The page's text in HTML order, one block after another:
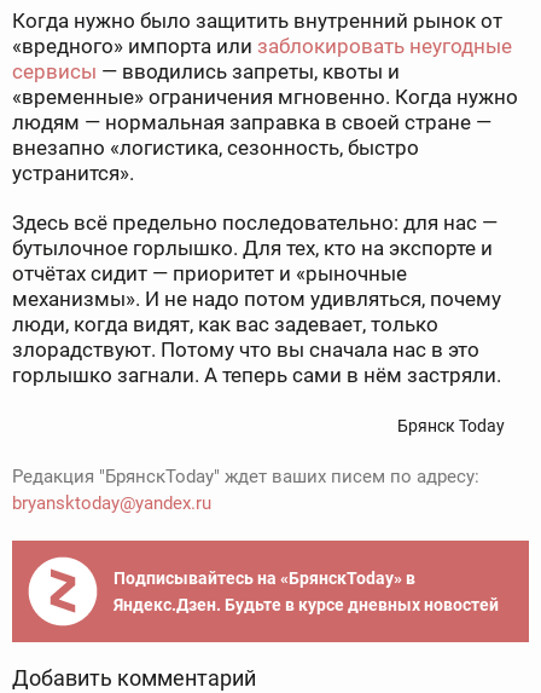
Когда нужно было защитить внутренний рынок от
«вредного» импорта или заблокировать неугодные
сервисы — вводились запреты, квоты и
«временные» ограничения мгновенно. Когда нужно
людям — нормальная заправка в своей стране —
внезапно «логистика, сезонность, быстро
устранится».
Здесь всё предельно последовательно: для нас —
бутылочное горлышко. Для тех, кто на экспорте и
отчётах сидит — приоритет и «рыночные
механизмы». И не надо потом удивляться, почему
люди, когда видят, как вас задевает, только
злорадствуют. Потому что вы сначала нас в это
горлышко загнали. А теперь сами в нём застряли.
Брянск Today
Редакция "БрянскToday" ждет ваших писем по адресу:
bryansktoday@yandex.ru
Подписывайтесь на «БрянскToday» в
Яндекс.Дзен. Будьте в курсе дневных новостей
Добавить комментарий